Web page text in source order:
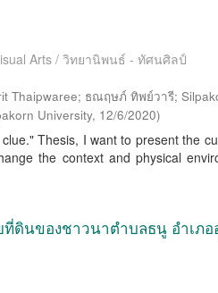
Arts / วิทยานิพนธ์ - ทัศนศิลป์
Thaipwaree; ธณฤษภ์ ทิพย์วารี;
University, 12/6/2020)
Thesis, I want to present the
the context and physical
ดินของชาวนาตำบลธนู อำเภอ